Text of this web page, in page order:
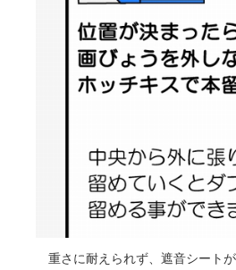
重さに耐えられず、遮音シート